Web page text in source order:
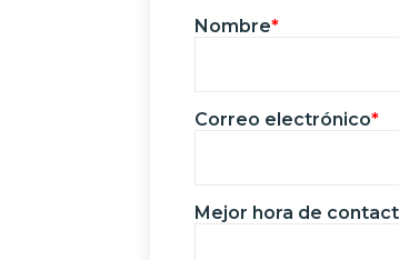
Nombre*
Correo electrónico*
Mejor hora de